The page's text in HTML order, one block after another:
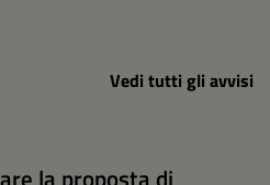
Vedi tutti gli avvisi